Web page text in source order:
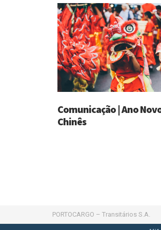
PORTOCARGO – Transitários S.A.
Comunicação | Ano
Chinês